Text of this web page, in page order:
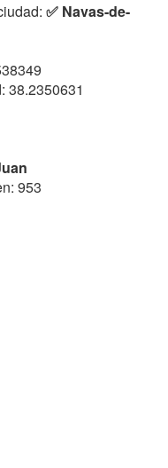
✅ Navas-de-
38.2350631
953